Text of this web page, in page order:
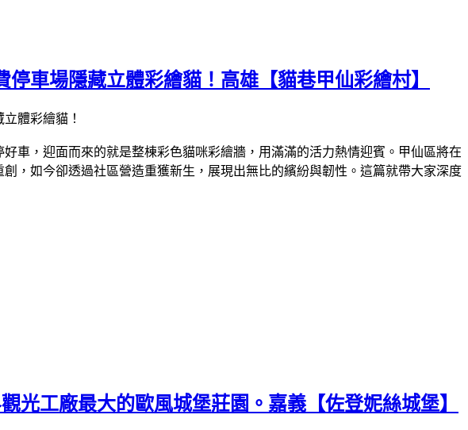
車場隱藏立體彩繪貓！高雄【貓巷甲仙彩繪村】
好車，迎面而來的就是整棟彩色貓咪彩繪牆，用滿滿的活力熱情迎賓。甲仙區將在
，如今卻透過社區營造重獲新生，展現出無比的繽紛與韌性。這篇就帶大家深度
光工廠最大的歐風城堡莊園。嘉義【佐登妮絲城堡】